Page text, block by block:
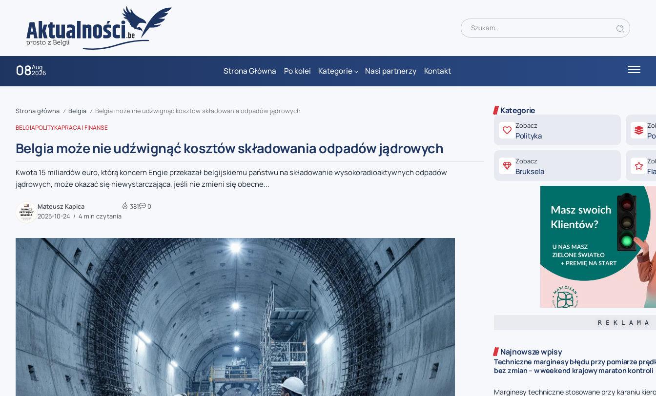
08Aug
2026 Strona Główna Po kolei Kategorie Nasi partnerzy Kontakt
zaobserwuj nas
zaobserwuj nas
zaobserwuj nas
zaobserwuj nas
zaobserwuj nas
Strona główna / Belgia / Belgia może nie udźwignąć kosztów składowania odpadów jądrowych
BELGIAPOLITYKAPRACA I FINANSE
Belgia może nie udźwignąć kosztów składowania odpadów jądrowych
Kwota 15 miliardów euro, którą koncern Engie przekazał belgijskiemu państwu na składowanie wysokoradioaktywnych odpadów
jądrowych, może okazać się niewystarczająca, jeśli nie zmieni się obecne...
Mateusz Kapica
2025-10-24
4 min czytania
381 0
Kategorie
Zobacz
Polityka
Zobacz
Bruksela
R E K L A M A
Najnowsze wpisy
Techniczne marginesy błędu przy pomiarze
bez zmian – w weekend krajowy maraton kontroli
Marginesy techniczne stosowane przy karaniu